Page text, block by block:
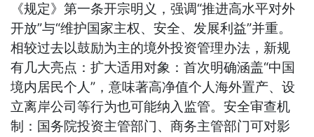
《规定》第一条开宗明义，强调“推进高水平对外
开放”与“维护国家主权、安全、发展利益”并重。
相较过去以鼓励为主的境外投资管理办法，新规
有几大亮点：扩大适用对象：首次明确涵盖“中国
境内居民个人”，意味著高净值个人海外置产、设
立离岸公司等行为也可能纳入监管。安全审查机
制：国务院投资主管部门、商务主管部门可对影